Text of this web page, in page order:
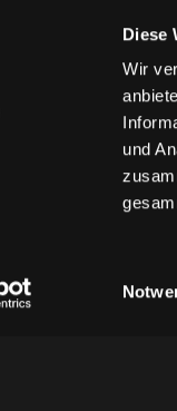
Diese
Wir
und